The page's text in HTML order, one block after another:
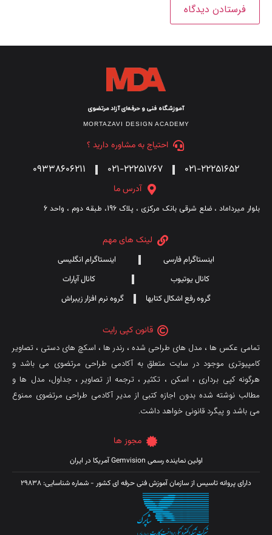
آموزشگاه فنی و حرفه‌ای آزاد مرتضوی
MORTAZAVI DESIGN ACADEMY
احتیاج به مشاوره دارید ؟
021-22251652
021-22251767
09338606211
آدرس ما
بلوار میرداماد ، ضلع شرقی بانک مرکزی ، پلاک 196، طبقه دوم ، واحد 6
لینک های مهم
اینستاگرام فارسی
اینستاگرام انگلیسی
کانال یوتیوب
کانال آپارات
گروه رفع اشکال کتابها
گروه نرم افزار زیبراش
قانون کپی رایت
تمامی عکس ها ، مدل های طراحی شده ، رندر ها ، اسکچ های دستی ، تصاویر
کامپیوتری موجود در سایت متعلق به آکادمی طراحی مرتضوی می باشد و
هرگونه کپی برداری ، اسکن ، تکثیر ، ترجمه از تصاویر ، جداول، مدل ها و
مطالب نوشته شده بدون اجازه کتبی از مدیر آکادمی طراحی مرتضوی ممنوع
می باشد و پیگرد قانونی خواهد داشت.
مجوز ها
اولین نماینده رسمی Gemvision آمریکا در ایران
دارای پروانه تاسیس از سازمان آموزش فنی حرفه ای کشور - شماره شناسایی: 29838